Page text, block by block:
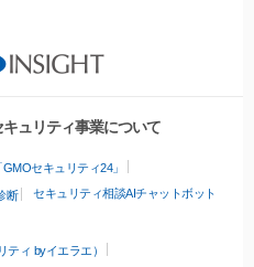
ュリティ事業について
セキュリティ24」
断 セキュリティ相談AIチャットボット
ィ byイエラエ）